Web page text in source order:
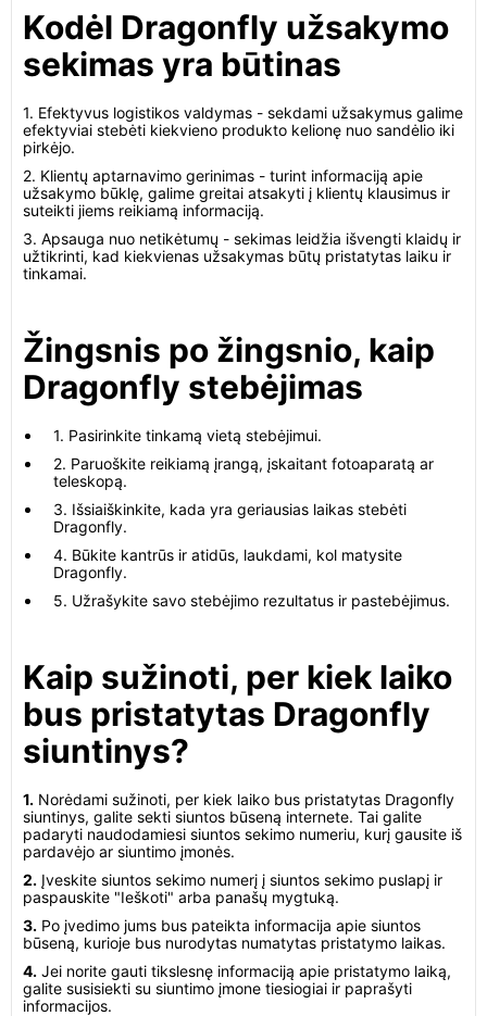
Kodėl Dragonfly užsakymo
sekimas yra būtinas
1. Efektyvus logistikos valdymas - sekdami užsakymus galime
efektyviai stebėti kiekvieno produkto kelionę nuo sandėlio iki
pirkėjo.
2. Klientų aptarnavimo gerinimas - turint informaciją apie
užsakymo būklę, galime greitai atsakyti į klientų klausimus ir
suteikti jiems reikiamą informaciją.
3. Apsauga nuo netikėtumų - sekimas leidžia išvengti klaidų ir
užtikrinti, kad kiekvienas užsakymas būtų pristatytas laiku ir
tinkamai.
Žingsnis po žingsnio, kaip
Dragonfly stebėjimas
1. Pasirinkite tinkamą vietą stebėjimui.
2. Paruoškite reikiamą įrangą, įskaitant fotoaparatą ar
teleskopą.
3. Išsiaiškinkite, kada yra geriausias laikas stebėti
Dragonfly.
4. Būkite kantrūs ir atidūs, laukdami, kol matysite
Dragonfly.
5. Užrašykite savo stebėjimo rezultatus ir pastebėjimus.
Kaip sužinoti, per kiek laiko
bus pristatytas Dragonfly
siuntinys?
1. Norėdami sužinoti, per kiek laiko bus pristatytas Dragonfly
siuntinys, galite sekti siuntos būseną internete. Tai galite
padaryti naudodamiesi siuntos sekimo numeriu, kurį gausite iš
pardavėjo ar siuntimo įmonės.
2. Įveskite siuntos sekimo numerį į siuntos sekimo puslapį ir
paspauskite "Ieškoti" arba panašų mygtuką.
3. Po įvedimo jums bus pateikta informacija apie siuntos
būseną, kurioje bus nurodytas numatytas pristatymo laikas.
4. Jei norite gauti tikslesnę informaciją apie pristatymo laiką,
galite susisiekti su siuntimo įmone tiesiogiai ir paprašyti
informacijos.